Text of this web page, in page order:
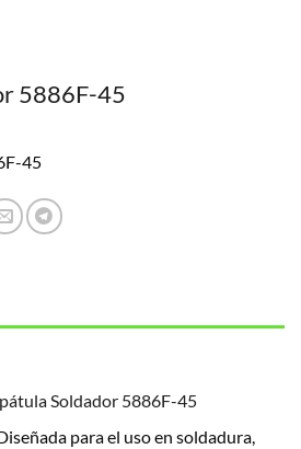
5886F-45
45
Soldador 5886F-45
para el uso en soldadura,